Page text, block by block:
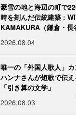
豪雪の地と海辺の町で
時を刻んだ伝統建築 :
KAMAKURA（鎌倉・長
2026.08.04
唯一の「外国人歌人」カ
ハンナさんが短歌で伝え
「引き算の文学」
2026.08.03